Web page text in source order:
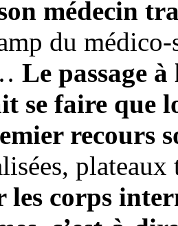
médecin
du
Le passage
se faire que
recours
les corps